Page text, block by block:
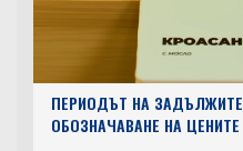
ПЕРИОДЪТ НА
ОБОЗНАЧАВАНЕ НА